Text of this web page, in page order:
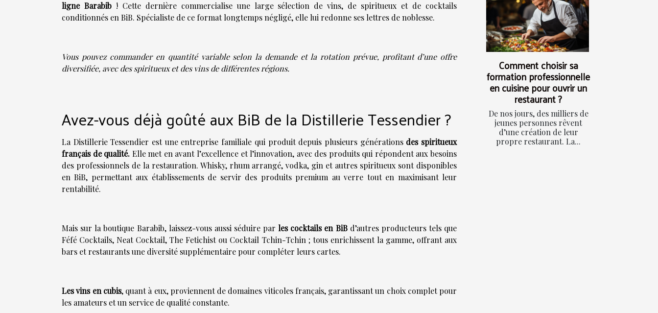
ligne Barabib ! Cette dernière commercialise une large sélection de vins, de spiritueux et de cocktails
conditionnés en BiB. Spécialiste de ce format longtemps négligé, elle lui redonne ses lettres de noblesse.
Vous pouvez commander en quantité variable selon la demande et la rotation prévue, profitant d’une offre
diversifiée, avec des spiritueux et des vins de différentes régions.
Avez-vous déjà goûté aux BiB de la Distillerie Tessendier ?
La Distillerie Tessendier est une entreprise familiale qui produit depuis plusieurs générations des spiritueux
français de qualité. Elle met en avant l’excellence et l’innovation, avec des produits qui répondent aux besoins
des professionnels de la restauration. Whisky, rhum arrangé, vodka, gin et autres spiritueux sont disponibles
en BiB, permettant aux établissements de servir des produits premium au verre tout en maximisant leur
rentabilité.
Mais sur la boutique Barabib, laissez-vous aussi séduire parles cocktails en BiB d’autres producteurs tels que
Féfé Cocktails, Neat Cocktail, The Fetichist ou Cocktail Tchin-Tchin ; tous enrichissent la gamme, offrant aux
bars et restaurants une diversité supplémentaire pour compléter leurs cartes.
Les vins en cubis, quant à eux, proviennent de domaines viticoles français, garantissant un choix complet pour
les amateurs et un service de qualité constante.
Comment choisir sa
formation professionnelle
en cuisine pour ouvrir un
restaurant ?
De nos jours, des milliers de
jeunes personnes rêvent
d’une création de leur
propre restaurant. La...